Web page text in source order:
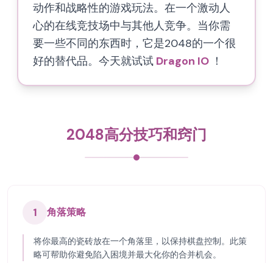
动作和战略性的游戏玩法。在一个激动人
心的在线竞技场中与其他人竞争。当你需
要一些不同的东西时，它是2048的一个很
好的替代品。今天就试试 Dragon IO ！
2048高分技巧和窍门
1 角落策略
将你最高的瓷砖放在一个角落里，以保持棋盘控制。此策
略可帮助你避免陷入困境并最大化你的合并机会。